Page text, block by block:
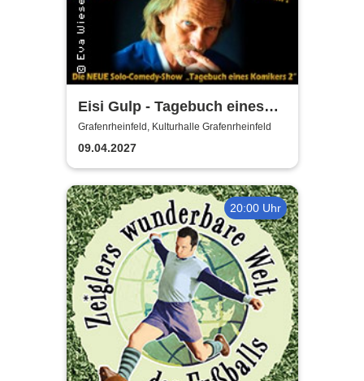
Eisi Gulp - Tagebuch eines
Komikers 2 (neues
Programm)
Grafenrheinfeld, Kulturhalle Grafenrheinfeld
09.04.2027
20:00 Uhr